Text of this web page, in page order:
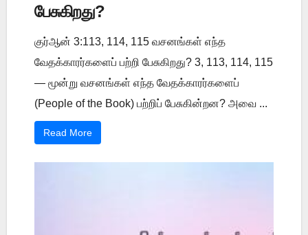
பேசுகிறது?
குர்ஆன் 3:113, 114, 115 வசனங்கள் எந்த
வேதக்காரர்களைப் பற்றி பேசுகிறது? 3, 113, 114, 115
— மூன்று வசனங்கள் எந்த வேதக்காரர்களைப்
(People of the Book) பற்றிப் பேசுகின்றன? அவை ...
Read More